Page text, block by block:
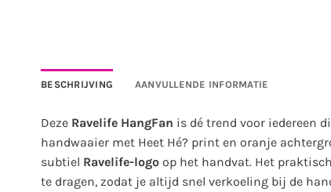
BESCHRIJVING AANVULLENDE INFORMATIE
Deze Ravelife HangFan is dé trend voor iedereen
handwaaier met Heet Hé? print en oranje
subtiel Ravelife-logo op het handvat. Het
te dragen, zodat je altijd snel verkoeling bij de